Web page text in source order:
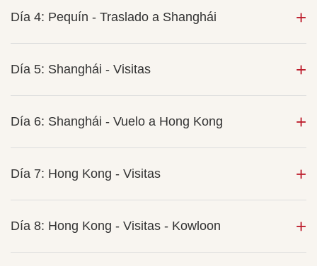
Día 4: Pequín - Traslado a Shanghái
Día 5: Shanghái - Visitas
Día 6: Shanghái - Vuelo a Hong Kong
Día 7: Hong Kong - Visitas
Día 8: Hong Kong - Visitas - Kowloon